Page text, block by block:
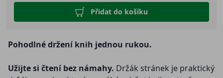
Přidat do košíku
Pohodlné držení knih jednou rukou.
Užijte si čtení bez námahy. Držák stránek je praktický